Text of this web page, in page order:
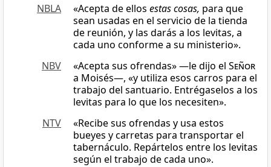
NBLA
«Acepta de ellos estas cosas, para que
sean usadas en el servicio de la tienda
de reunión, y las darás a los levitas, a
cada uno conforme a su ministerio».
NBV
«Acepta sus ofrendas» —le dijo el Señor
a Moisés—, «y utiliza esos carros para el
trabajo del santuario. Entrégaselos a los
levitas para lo que los necesiten».
NTV
«Recibe sus ofrendas y usa estos
bueyes y carretas para transportar el
tabernáculo. Repártelos entre los levitas
según el trabajo de cada uno».